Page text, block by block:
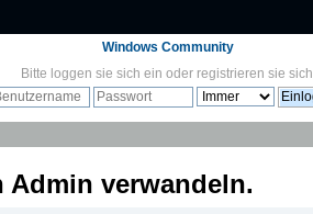
Windows Community
Bitte loggen sie sich ein oder registrieren sie sich
verwandeln.